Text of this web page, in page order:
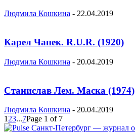
Людмила Кошкина - 22.04.2019
Карел Чапек. R.U.R. (1920)
Людмила Кошкина - 20.04.2019
Станислав Лем. Маска (1974)
Людмила Кошкина - 20.04.2019
1 23...7Page 1 of 7